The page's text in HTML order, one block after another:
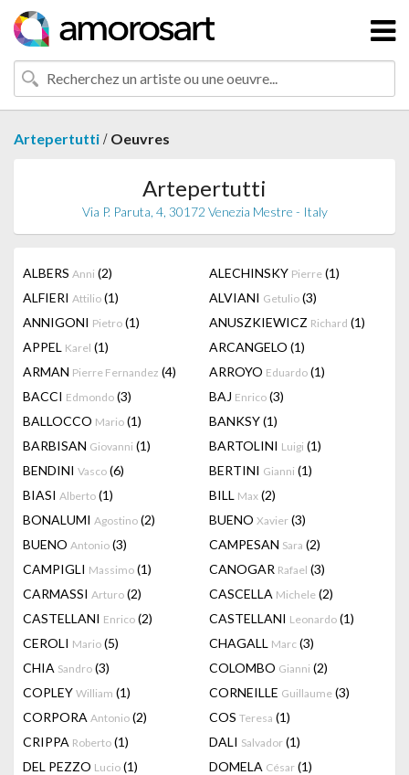
Artepertutti / Oeuvres
Artepertutti
Via P. Paruta, 4, 30172 Venezia Mestre - Italy
ALBERS Anni (2) ALECHINSKY Pierre (1)
ALFIERI Attilio (1) ALVIANI Getulio (3)
ANNIGONI Pietro (1) ANUSZKIEWICZ Richard (1)
APPEL Karel (1) ARCANGELO (1)
ARMAN Pierre Fernandez (4) ARROYO Eduardo (1)
BACCI Edmondo (3) BAJ Enrico (3)
BALLOCCO Mario (1) BANKSY(1)
BARBISAN Giovanni (1) BARTOLINI Luigi (1)
BENDINI Vasco (6) BERTINI Gianni (1)
BIASI Alberto (1) BILL Max (2)
BONALUMI Agostino (2) BUENO Xavier (3)
BUENO Antonio (3) CAMPESAN Sara (2)
CAMPIGLI Massimo (1) CANOGAR Rafael (3)
CARMASSI Arturo (2) CASCELLA Michele (2)
CASTELLANI Enrico (2) CASTELLANI Leonardo (1)
CEROLI Mario (5) CHAGALL Marc (3)
CHIA Sandro (3) COLOMBO Gianni (2)
COPLEY William (1) CORNEILLE Guillaume (3)
CORPORA Antonio (2) COS Teresa (1)
CRIPPA Roberto (1) DALI Salvador (1)
DEL PEZZO Lucio (1) DOMELA César (1)